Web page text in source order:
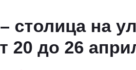
столица на
20 до 26